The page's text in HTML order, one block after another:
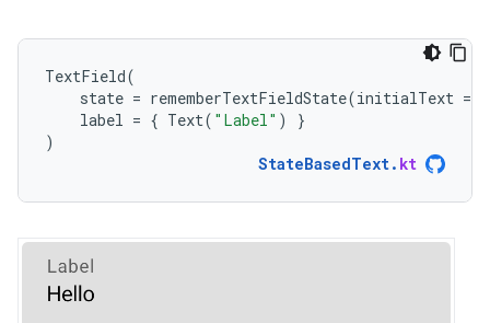
TextField(
state = rememberTextFieldState(initialText =
label = { Text( "Label" )
}
)
StateBasedText. kt